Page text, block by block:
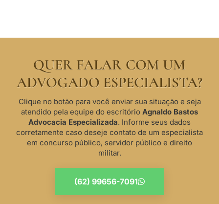
QUER FALAR COM UM
ADVOGADO ESPECIALISTA?
Clique no botão para você enviar sua situação e seja
atendido pela equipe do escritório Agnaldo Bastos
Advocacia Especializada. Informe seus dados
corretamente caso deseje contato de um especialista
em concurso público, servidor público e direito
militar.
(62) 99656-7091